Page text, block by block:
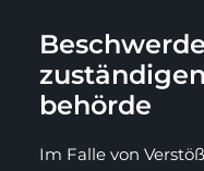
behörde
Im Falle von